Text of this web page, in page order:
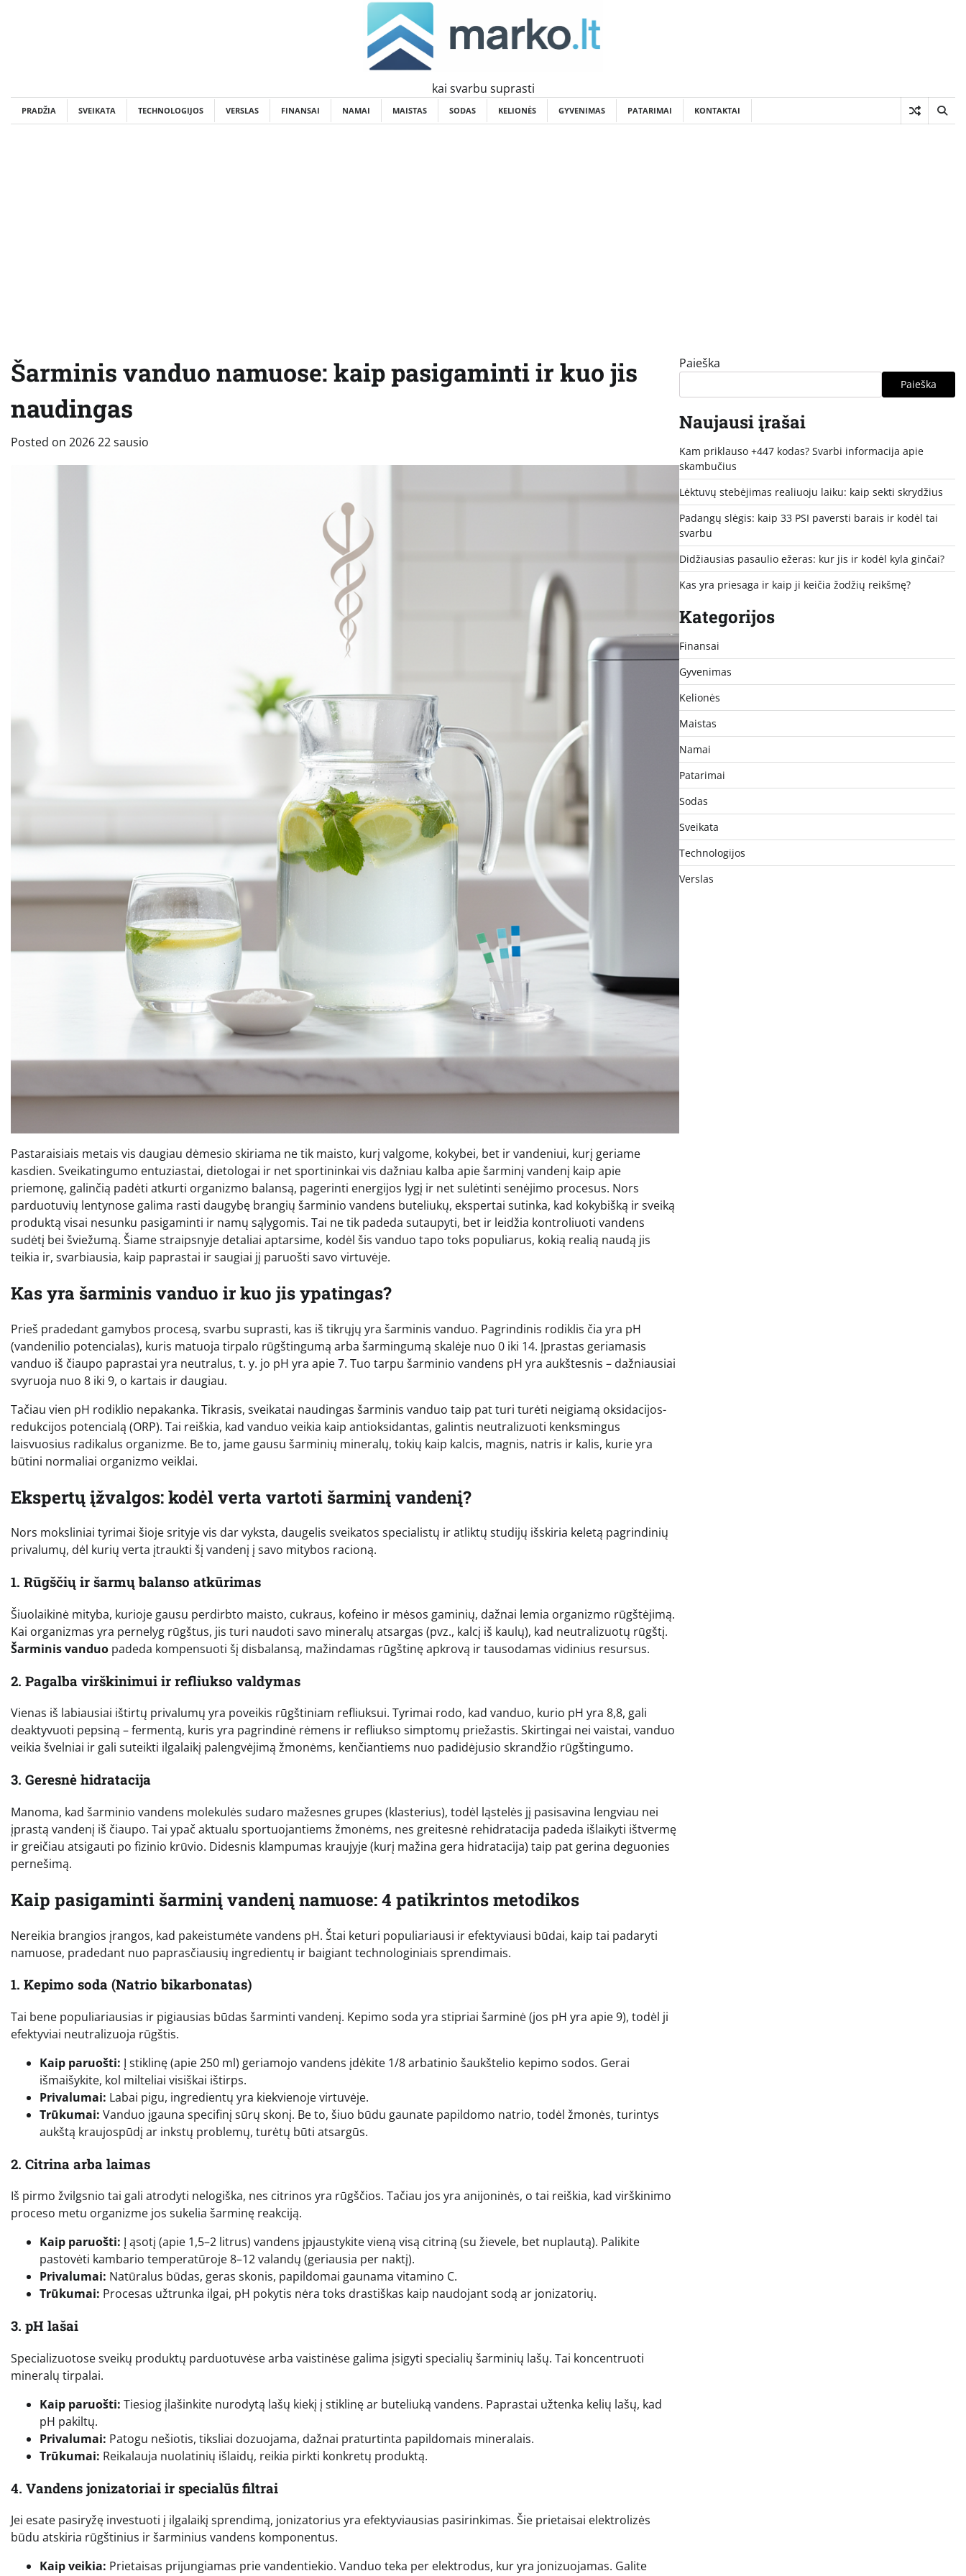
kai svarbu suprasti
PRADŽIA SVEIKATA TECHNOLOGIJOS VERSLAS FINANSAI NAMAI MAISTAS SODAS KELIONĖS GYVENIMAS PATARIMAI KONTAKTAI
Šarminis vanduo namuose: kaip pasigaminti ir kuo jis
naudingas
Posted on 2026 22 sausio
Pastaraisiais metais vis daugiau dėmesio skiriama ne tik maisto, kurį valgome, kokybei, bet ir vandeniui, kurį geriame
kasdien. Sveikatingumo entuziastai, dietologai ir net sportininkai vis dažniau kalba apie šarminį vandenį kaip apie
priemonę, galinčią padėti atkurti organizmo balansą, pagerinti energijos lygį ir net sulėtinti senėjimo procesus. Nors
parduotuvių lentynose galima rasti daugybę brangių šarminio vandens buteliukų, ekspertai sutinka, kad kokybišką ir sveiką
produktą visai nesunku pasigaminti ir namų sąlygomis. Tai ne tik padeda sutaupyti, bet ir leidžia kontroliuoti vandens
sudėtį bei šviežumą. Šiame straipsnyje detaliai aptarsime, kodėl šis vanduo tapo toks populiarus, kokią realią naudą jis
teikia ir, svarbiausia, kaip paprastai ir saugiai jį paruošti savo virtuvėje.
Kas yra šarminis vanduo ir kuo jis ypatingas?
Prieš pradedant gamybos procesą, svarbu suprasti, kas iš tikrųjų yra šarminis vanduo. Pagrindinis rodiklis čia yra pH
(vandenilio potencialas), kuris matuoja tirpalo rūgštingumą arba šarmingumą skalėje nuo 0 iki 14. Įprastas geriamasis
vanduo iš čiaupo paprastai yra neutralus, t. y. jo pH yra apie 7. Tuo tarpu šarminio vandens pH yra aukštesnis – dažniausiai
svyruoja nuo 8 iki 9, o kartais ir daugiau.
Tačiau vien pH rodiklio nepakanka. Tikrasis, sveikatai naudingas šarminis vanduo taip pat turi turėti neigiamą oksidacijos-
redukcijos potencialą (ORP). Tai reiškia, kad vanduo veikia kaip antioksidantas, galintis neutralizuoti kenksmingus
laisvuosius radikalus organizme. Be to, jame gausu šarminių mineralų, tokių kaip kalcis, magnis, natris ir kalis, kurie yra
būtini normaliai organizmo veiklai.
Ekspertų įžvalgos: kodėl verta vartoti šarminį vandenį?
Nors moksliniai tyrimai šioje srityje vis dar vyksta, daugelis sveikatos specialistų ir atliktų studijų išskiria keletą pagrindinių
privalumų, dėl kurių verta įtraukti šį vandenį į savo mitybos racioną.
1. Rūgščių ir šarmų balanso atkūrimas
Šiuolaikinė mityba, kurioje gausu perdirbto maisto, cukraus, kofeino ir mėsos gaminių, dažnai lemia organizmo rūgštėjimą.
Kai organizmas yra pernelyg rūgštus, jis turi naudoti savo mineralų atsargas (pvz., kalcį iš kaulų), kad neutralizuotų rūgštį.
Šarminis vanduo padeda kompensuoti šį disbalansą, mažindamas rūgštinę apkrovą ir tausodamas vidinius resursus.
2. Pagalba virškinimui ir refliukso valdymas
Vienas iš labiausiai ištirtų privalumų yra poveikis rūgštiniam refliuksui. Tyrimai rodo, kad vanduo, kurio pH yra 8,8, gali
deaktyvuoti pepsiną – fermentą, kuris yra pagrindinė rėmens ir refliukso simptomų priežastis. Skirtingai nei vaistai, vanduo
veikia švelniai ir gali suteikti ilgalaikį palengvėjimą žmonėms, kenčiantiems nuo padidėjusio skrandžio rūgštingumo.
3. Geresnė hidratacija
Manoma, kad šarminio vandens molekulės sudaro mažesnes grupes (klasterius), todėl ląstelės jį pasisavina lengviau nei
įprastą vandenį iš čiaupo. Tai ypač aktualu sportuojantiems žmonėms, nes greitesnė rehidratacija padeda išlaikyti ištvermę
ir greičiau atsigauti po fizinio krūvio. Didesnis klampumas kraujyje (kurį mažina gera hidratacija) taip pat gerina deguonies
pernešimą.
Kaip pasigaminti šarminį vandenį namuose: 4 patikrintos metodikos
Nereikia brangios įrangos, kad pakeistumėte vandens pH. Štai keturi populiariausi ir efektyviausi būdai, kaip tai padaryti
namuose, pradedant nuo paprasčiausių ingredientų ir baigiant technologiniais sprendimais.
1. Kepimo soda (Natrio bikarbonatas)
Tai bene populiariausias ir pigiausias būdas šarminti vandenį. Kepimo soda yra stipriai šarminė (jos pH yra apie 9), todėl ji
efektyviai neutralizuoja rūgštis.
Kaip paruošti: Į stiklinę (apie 250 ml) geriamojo vandens įdėkite 1/8 arbatinio šaukštelio kepimo sodos. Gerai
išmaišykite, kol milteliai visiškai ištirps.
Privalumai: Labai pigu, ingredientų yra kiekvienoje virtuvėje.
Trūkumai: Vanduo įgauna specifinį sūrų skonį. Be to, šiuo būdu gaunate papildomo natrio, todėl žmonės, turintys
aukštą kraujospūdį ar inkstų problemų, turėtų būti atsargūs.
2. Citrina arba laimas
Iš pirmo žvilgsnio tai gali atrodyti nelogiška, nes citrinos yra rūgščios. Tačiau jos yra anijoninės, o tai reiškia, kad virškinimo
proceso metu organizme jos sukelia šarminę reakciją.
Kaip paruošti: Į ąsotį (apie 1,5–2 litrus) vandens įpjaustykite vieną visą citriną (su žievele, bet nuplautą). Palikite
pastovėti kambario temperatūroje 8–12 valandų (geriausia per naktį).
Privalumai: Natūralus būdas, geras skonis, papildomai gaunama vitamino C.
Trūkumai: Procesas užtrunka ilgai, pH pokytis nėra toks drastiškas kaip naudojant sodą ar jonizatorių.
3. pH lašai
Specializuotose sveikų produktų parduotuvėse arba vaistinėse galima įsigyti specialių šarminių lašų. Tai koncentruoti
mineralų tirpalai.
Kaip paruošti: Tiesiog įlašinkite nurodytą lašų kiekį į stiklinę ar buteliuką vandens. Paprastai užtenka kelių lašų, kad
pH pakiltų.
Privalumai: Patogu nešiotis, tiksliai dozuojama, dažnai praturtinta papildomais mineralais.
Trūkumai: Reikalauja nuolatinių išlaidų, reikia pirkti konkretų produktą.
4. Vandens jonizatoriai ir specialūs filtrai
Jei esate pasiryžę investuoti į ilgalaikį sprendimą, jonizatorius yra efektyviausias pasirinkimas. Šie prietaisai elektrolizės
būdu atskiria rūgštinius ir šarminius vandens komponentus.
Kaip veikia: Prietaisas prijungiamas prie vandentiekio. Vanduo teka per elektrodus, kur yra jonizuojamas. Galite
Paieška
Paieška
Naujausi įrašai
Kam priklauso +447 kodas? Svarbi informacija apie
skambučius
Lėktuvų stebėjimas realiuoju laiku: kaip sekti skrydžius
Padangų slėgis: kaip 33 PSI paversti barais ir kodėl tai
svarbu
Didžiausias pasaulio ežeras: kur jis ir kodėl kyla ginčai?
Kas yra priesaga ir kaip ji keičia žodžių reikšmę?
Kategorijos
Finansai
Gyvenimas
Kelionės
Maistas
Namai
Patarimai
Sodas
Sveikata
Technologijos
Verslas